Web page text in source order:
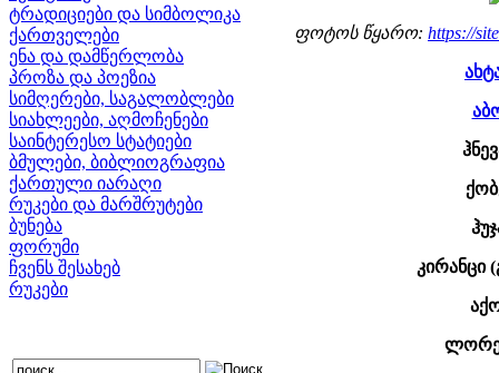
ტრადიციები და სიმბოლიკა
ქართველები
ენა და დამწერლობა
პროზა და პოეზია
სიმღერები, საგალობლები
სიახლეები, აღმოჩენები
საინტერესო სტატიები
ბმულები, ბიბლიოგრაფია
ქართული იარაღი
რუკები და მარშრუტები
ბუნება
ფორუმი
ჩვენს შესახებ
რუკები
ფოტოს წყარო: https://
კირანცი